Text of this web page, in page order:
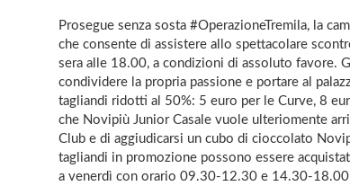
Prosegue senza sosta #OperazioneTremila, la
che consente di assistere allo spettacolare
sera alle 18.00, a condizioni di assoluto favore.
condividere la propria passione e portare al
tagliandi ridotti al 50%: 5 euro per le Curve, 8
che Novipiù Junior Casale vuole ulteriomente
Club e di aggiudicarsi un cubo di cioccolato
tagliandi in promozione possono essere
a venerdì con orario 09.30-12.30 e 14.30-